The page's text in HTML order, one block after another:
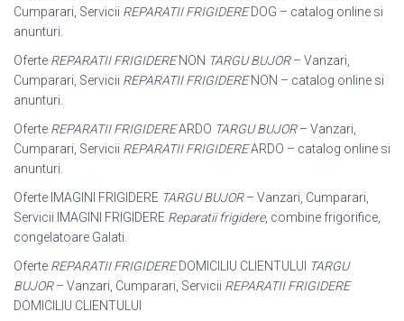
Cumparari, Servicii REPARATII FRIGIDEREDOG – catalog online si
anunturi.
Oferte REPARATII FRIGIDERENON TARGU BUJOR– Vanzari,
Cumparari, Servicii REPARATII FRIGIDERENON – catalog online si
anunturi.
Oferte REPARATII FRIGIDEREARDO TARGU BUJOR– Vanzari,
Cumparari, Servicii REPARATII FRIGIDEREARDO – catalog online si
anunturi.
Oferte IMAGINI FRIGIDERE TARGU BUJOR– Vanzari, Cumparari,
Servicii IMAGINI FRIGIDERE Reparatii frigidere, combine frigorifice,
congelatoare Galati.
Oferte REPARATII FRIGIDEREDOMICILIU CLIENTULUI TARGU
BUJOR– Vanzari, Cumparari, Servicii REPARATII FRIGIDERE
DOMICILIU CLIENTULUI